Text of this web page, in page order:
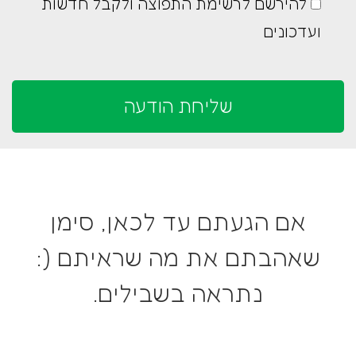
להירשם לרשימת התפוצה ולקבל חדשות
ועדכונים
אם הגעתם עד לכאן, סימן
שאהבתם את מה שראיתם (:
נתראה בשבילים.